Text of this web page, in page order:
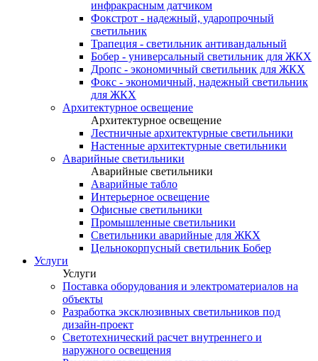
инфракрасным датчиком
Фокстрот - надежный, ударопрочный
светильник
Трапеция - светильник антивандальный
Бобер - универсальный светильник для ЖКХ
Дропс - экономичный светильник для ЖКХ
Фокс - экономичный, надежный светильник
для ЖКХ
Архитектурное освещение
Архитектурное освещение
Лестничные архитектурные светильники
Настенные архитектурные светильники
Аварийные светильники
Аварийные светильники
Аварийные табло
Интерьерное освещение
Офисные светильники
Промышленные светильники
Светильники аварийные для ЖКХ
Цельнокорпусный светильник Бобер
Услуги
Услуги
Поставка оборудования и электроматериалов на
объекты
Разработка эксклюзивных светильников под
дизайн-проект
Светотехнический расчет внутреннего и
наружного освещения